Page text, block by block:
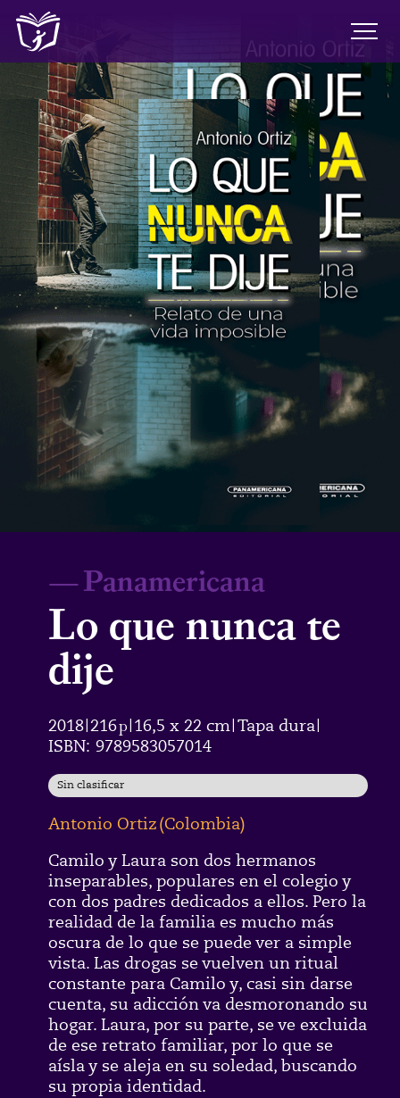
—Panamericana
Lo que nunca te
dije
2018 216p 16,5 x 22 cm Tapa dura
ISBN: 9789583057014
Sin clasificar
Antonio Ortiz(Colombia)
Camilo y Laura son dos hermanos
inseparables, populares en el colegio y
con dos padres dedicados a ellos. Pero la
realidad de la familia es mucho más
oscura de lo que se puede ver a simple
vista. Las drogas se vuelven un ritual
constante para Camilo y, casi sin darse
cuenta, su adicción va desmoronando su
hogar. Laura, por su parte, se ve excluida
de ese retrato familiar, por lo que se
aísla y se aleja en su soledad, buscando
su propia identidad.